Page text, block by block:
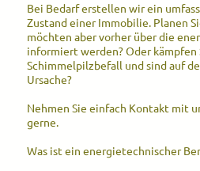
Bei Bedarf erstellen wir ein
Zustand einer Immobilie. Planen
möchten aber vorher über die
informiert werden? Oder kämpfen
Schimmelpilzbefall und sind auf
Ursache?
Nehmen Sie einfach Kontakt mit
gerne.
Was ist ein energietechnischer